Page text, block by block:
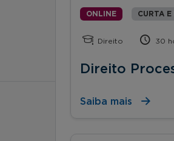
ONLINE CURTA E
Direito 30
Direito
Saiba mais